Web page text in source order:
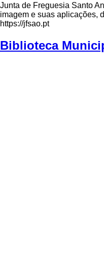
Junta de Freguesia Santo
imagem e suas aplicações,
https://jfsao.pt
Biblioteca